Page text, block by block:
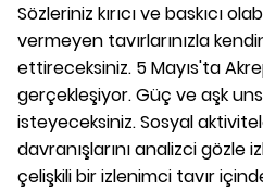
Sözleriniz kırıcı ve baskıcı
vermeyen tavırlarınızla
ettireceksiniz. 5 Mayıs'ta
gerçekleşiyor. Güç ve aşk
isteyeceksiniz. Sosyal
davranışlarını analizci gözle
çelişkili bir izlenimci tavır